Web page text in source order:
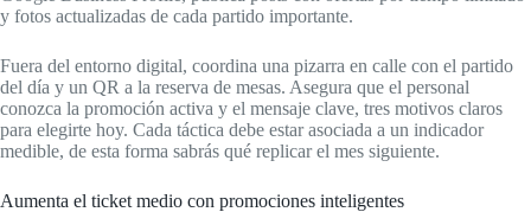
y fotos actualizadas de cada partido importante.
Fuera del entorno digital, coordina una pizarra en calle con el partido
del día y un QR a la reserva de mesas. Asegura que el personal
conozca la promoción activa y el mensaje clave, tres motivos claros
para elegirte hoy. Cada táctica debe estar asociada a un indicador
medible, de esta forma sabrás qué replicar el mes siguiente.
Aumenta el ticket medio con promociones inteligentes